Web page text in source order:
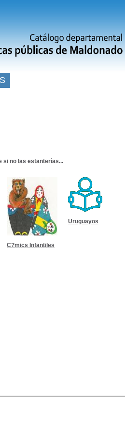
si no las estanterías...
C?mics Infantiles
Uruguayos